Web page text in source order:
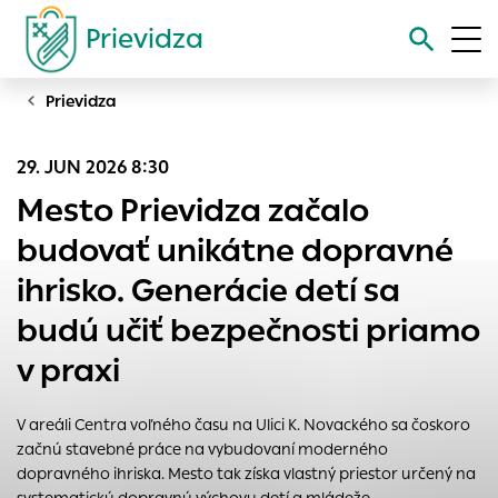
Prievidza
Vyhľadávanie
Prievidza
29. JUN 2026 8:30
Mesto Prievidza začalo
budovať unikátne dopravné
ihrisko. Generácie detí sa
budú učiť bezpečnosti priamo
v praxi
V areáli Centra voľného času na Ulici K. Novackého sa čoskoro
začnú stavebné práce na vybudovaní moderného
dopravného ihriska. Mesto tak získa vlastný priestor určený na
Nastavenie cookies
Cookies sú malé súbory, do ktorých webové stránky môžu
ukladať informácie o vašej aktivite a preferenciách.
Používajú sa napríklad k tomu, aby si webový prehliadač
zapamätoval Vaše prihlásenie alebo aby sa uložila Vaša
voľba v tomto okne.
Vyberte úroveň cookies, ktorú chcete povoliť
Technické súbory cookie sú pre prevádzku nevyhnutné a
pomáhajú urobiť webové stránky uplatniteľnými tým, že
umožňujú základné funkcie, ako je navigácia na stránke a